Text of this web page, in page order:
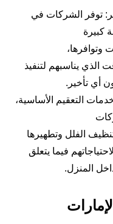
توفر الشركات في
كبيرة
وتوافرها،
الذي يناسبهم لتنفيذ
أي تأخير.
التعقيم الأساسية،
الفلل وتطهيرها
فيما يتعلق
المنزل.